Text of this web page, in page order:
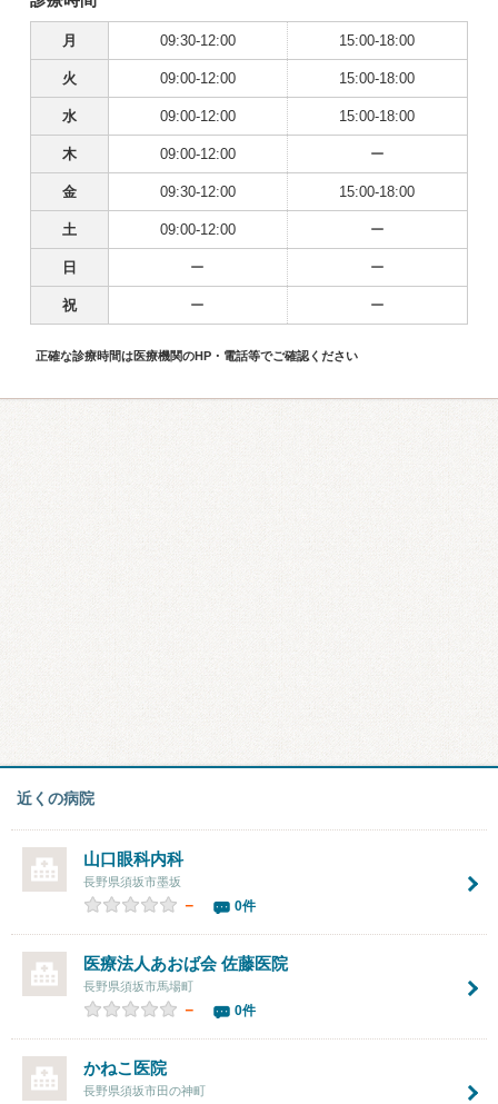
月 09:30-12:00 15:00-18:00
火 09:00-12:00 15:00-18:00
水 09:00-12:00 15:00-18:00
木 09:00-12:00 ー
金 09:30-12:00 15:00-18:00
土 09:00-12:00 ー
日 ー ー
祝 ー ー
正確な診療時間は医療機関のHP・電話等でご確認ください
近くの病院
山口眼科内科
長野県須坂市墨坂
－ 0件
医療法人あおば会佐藤医院
長野県須坂市馬場町
－ 0件
かねこ医院
長野県須坂市田の神町